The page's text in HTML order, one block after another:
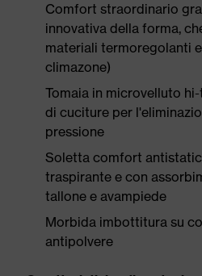
Comfort straordinario
innovativa della forma,
materiali termoregolanti
climazone)
Tomaia in microvelluto
di cuciture per
pressione
Soletta comfort
traspirante e con
tallone e avampiede
Morbida imbottitura su
antipolvere